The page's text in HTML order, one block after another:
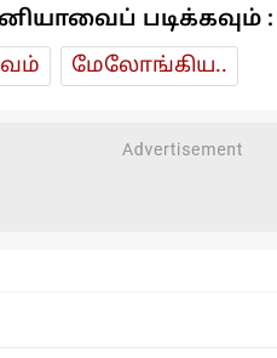
படிக்கவும் :
மேலோங்கிய..